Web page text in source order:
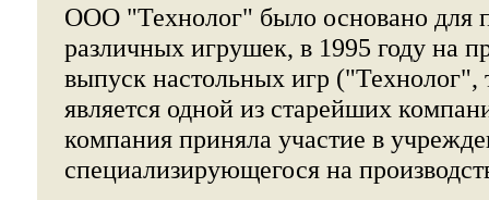
ООО "Технолог" было основано для
различных игрушек, в 1995 году на
выпуск настольных игр ("Технолог",
является одной из старейших
компания приняла участие в
специализирующегося на